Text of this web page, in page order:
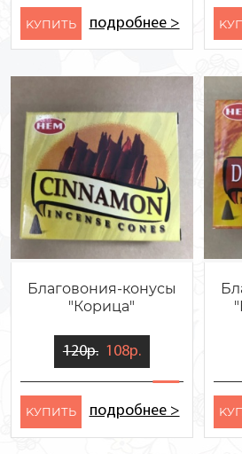
KУПИТЬ подробнее >
Благовония-конусы
"Корица"
120р. 108р.
KУПИТЬ подробнее >